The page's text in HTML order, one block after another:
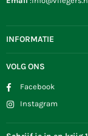
INFORMATIE
VOLG ONS
Facebook
Instagram